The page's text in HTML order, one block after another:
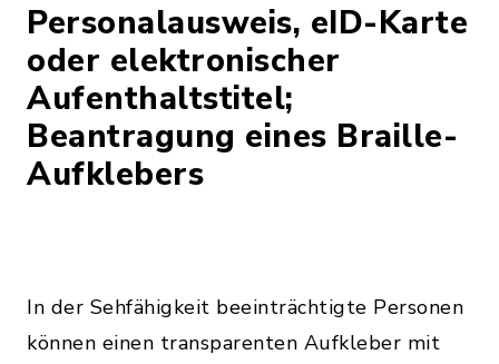
Personalausweis, eID-Karte
oder elektronischer
Aufenthaltstitel;
Beantragung eines Braille-
Aufklebers
In der Sehfähigkeit beeinträchtigte Personen
können einen transparenten Aufkleber mit